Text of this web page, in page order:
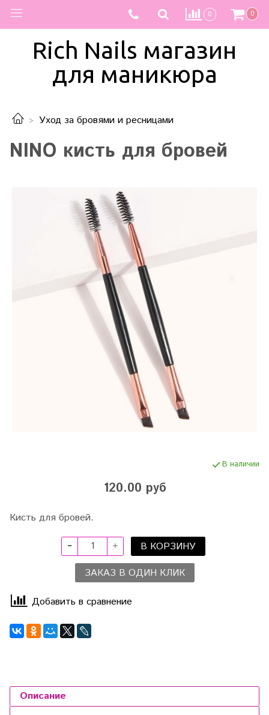
0 0
Rich Nails магазин
для маникюра
Уход за бровями и ресницами
NINO кисть для бровей
В наличии
120.00 руб
Кисть для бровей.
В КОРЗИНУ
ЗАКАЗ В ОДИН КЛИК
Добавить в сравнение
Описание